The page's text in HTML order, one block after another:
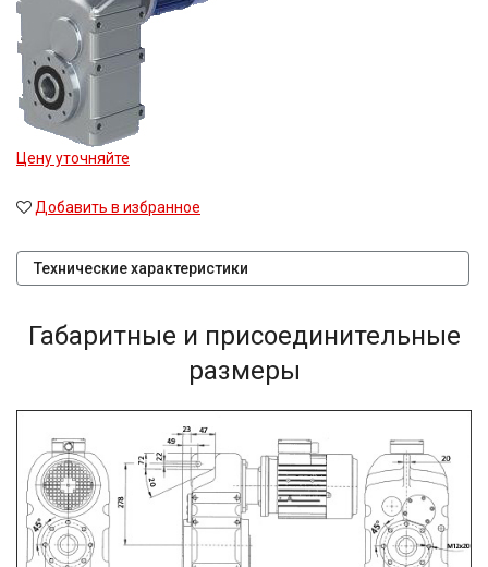
Цену уточняйте
Добавить в избранное
Технические характеристики
Габаритные и присоединительные
размеры